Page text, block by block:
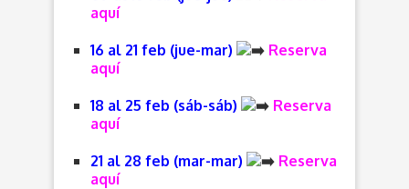
aquí
16 al 21 feb (jue-mar)
Reserva
aquí
18 al 25 feb (sáb-sáb)
Reserva
aquí
21 al 28 feb (mar-mar)
Reserva
aquí